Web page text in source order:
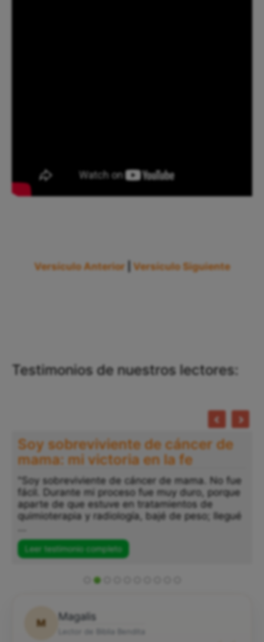
Versículo Anterior Versículo Siguiente
Testimonios de nuestros lectores:
Soy sobreviviente de cáncer de
mama: mi victoria en la fe
"Soy sobreviviente de cáncer de mama. No fue
fácil. Durante mi proceso fue muy duro, porque
aparte de que estuve en tratamientos de
quimioterapia y radiología, bajé de peso; llegué
Leer testimonio completo
M
Magalis